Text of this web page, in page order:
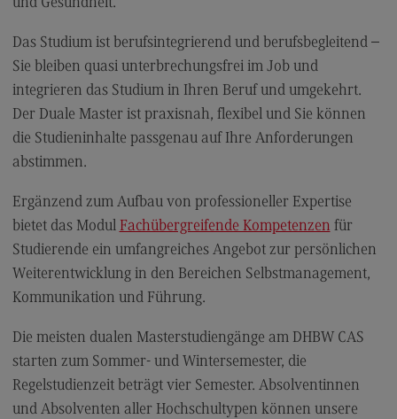
Kontakt
Digital Business Management
Digital Business Management
Kontakt
Digitalisierung in der Sozialen Arbeit
Digitalisierung in der Sozialen Arbeit
Modulangebot
Kontakt
und Gesundheit.
Das Studium ist berufsintegrierend und berufsbegleitend –
Sie bleiben quasi unterbrechungsfrei im Job und
integrieren das Studium in Ihren Beruf und umgekehrt.
Der Duale Master ist praxisnah, flexibel und Sie können
die Studieninhalte passgenau auf Ihre Anforderungen
abstimmen.
Ergänzend zum Aufbau von professioneller Expertise
bietet das Modul Fachübergreifende Kompetenzen für
Studierende ein umfangreiches Angebot zur persönlichen
Weiterentwicklung in den Bereichen Selbstmanagement,
Kommunikation und Führung.
Die meisten dualen Masterstudiengänge am DHBW CAS
starten zum Sommer- und Wintersemester, die
Regelstudienzeit beträgt vier Semester. Absolventinnen
und Absolventen aller Hochschultypen können unsere